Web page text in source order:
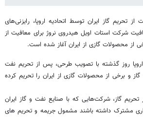
کمتر از 24 ساعت از تحریم گاز ایران توسط اتحادیه اروپا، رایزنی‌های
شرکت استات اویل هیدروی نروژ برای معافیت از
از محصولات گازی از ایران آغاز شده است.
اروپا روز گذشته با تصویب طرحی، پس از تحریم نفت
گاز و برخی از محصولات گازی از ایران را تحریم کرده
گاز، شرکت‌هایی که با صنایع نفت و گاز ایران
مشترک داشته باشند مشمول جریمه و تحریم های